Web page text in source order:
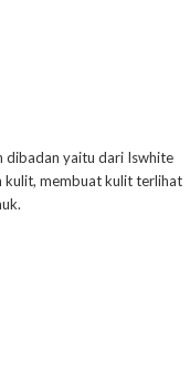
dibadan yaitu dari Iswhite
kulit, membuat kulit terlihat